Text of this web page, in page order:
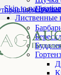
Skip to
Лиственные